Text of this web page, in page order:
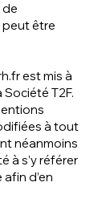
être
est mis à
T2F.
à tout
néanmoins
à s’y référer
d’en